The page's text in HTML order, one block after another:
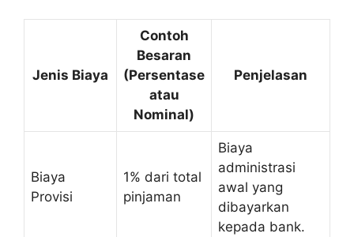
Jenis Biaya
Contoh
Besaran
(Persentase
atau
Nominal)
Penjelasan
Biaya
Provisi
1% dari total
pinjaman
Biaya
administrasi
awal yang
dibayarkan
kepada bank.